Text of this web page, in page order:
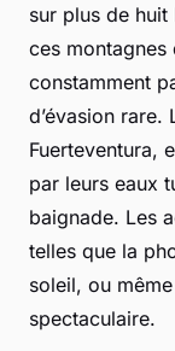
sur plus de
ces
constamment
d’évasion rare.
Fuerteventura,
par leurs eaux
baignade. Les
telles que la
soleil, ou
spectaculaire.